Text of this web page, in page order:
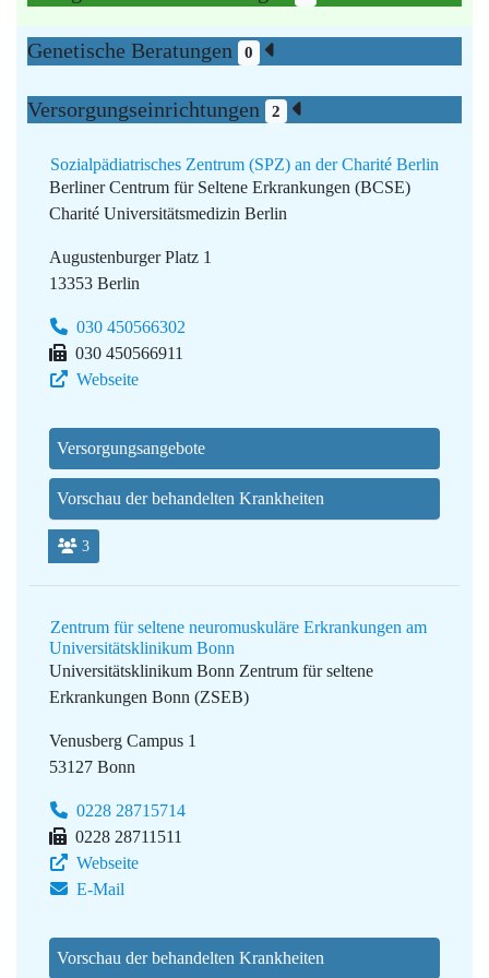
Genetische Beratungen 0
Versorgungseinrichtungen 2
Sozialpädiatrisches Zentrum (SPZ) an der Charité Berlin
Berliner Centrum für Seltene Erkrankungen (BCSE)
Charité Universitätsmedizin Berlin
Augustenburger Platz 1
13353 Berlin
030 450566302
030 450566911
Webseite
Versorgungsangebote
Vorschau der behandelten Krankheiten
3
Zentrum für seltene neuromuskuläre Erkrankungen am
Universitätsklinikum Bonn
Universitätsklinikum Bonn Zentrum für seltene
Erkrankungen Bonn (ZSEB)
Venusberg Campus 1
53127 Bonn
0228 28715714
0228 28711511
Webseite
E-Mail
Vorschau der behandelten Krankheiten